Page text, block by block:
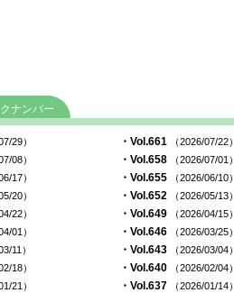
ナンバー
29） ・Vol.661 （2026/07/22）
08） ・Vol.658 （2026/07/01）
17） ・Vol.655 （2026/06/10）
20） ・Vol.652 （2026/05/13）
22） ・Vol.649 （2026/04/15）
01） ・Vol.646 （2026/03/25）
11） ・Vol.643 （2026/03/04）
18） ・Vol.640 （2026/02/04）
21） ・Vol.637 （2026/01/14）